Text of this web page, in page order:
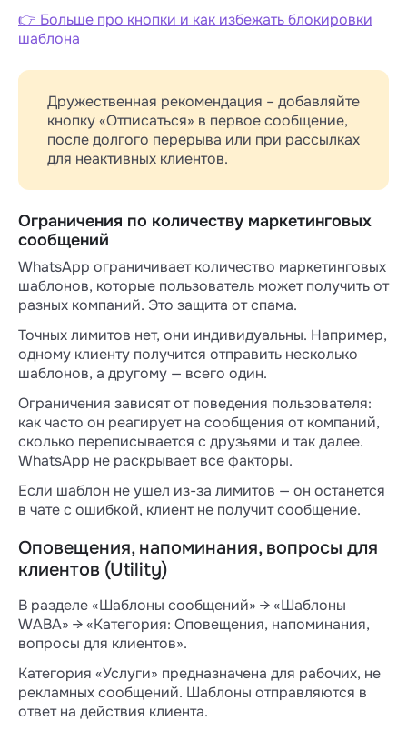
👉 Больше про кнопки и как избежать блокировки
шаблона
Дружественная рекомендация – добавляйте
кнопку «Отписаться» в первое сообщение,
после долгого перерыва или при рассылках
для неактивных клиентов.
Ограничения по количеству маркетинговых
сообщений
WhatsApp ограничивает количество маркетинговых
шаблонов, которые пользователь может получить от
разных компаний. Это защита от спама.
Точных лимитов нет, они индивидуальны. Например,
одному клиенту получится отправить несколько
шаблонов, а другому — всего один.
Ограничения зависят от поведения пользователя:
как часто он реагирует на сообщения от компаний,
сколько переписывается с друзьями и так далее.
WhatsApp не раскрывает все факторы.
Если шаблон не ушел из-за лимитов — он останется
в чате с ошибкой, клиент не получит сообщение.
Оповещения, напоминания, вопросы для
клиентов (Utility)
В разделе «Шаблоны сообщений» → «Шаблоны
WABA» → «Категория: Оповещения, напоминания,
вопросы для клиентов».
Категория «Услуги» предназначена для рабочих, не
рекламных сообщений. Шаблоны отправляются в
ответ на действия клиента.